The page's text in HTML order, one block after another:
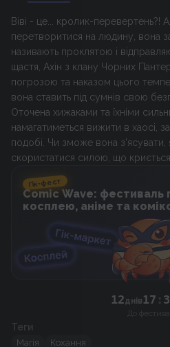
Віві - це... кролик-перевертень?!
перетворитися на людину, вона
називають проклятою і
щастя, Ахін з клану Чорних
погрозою та наказом цього
вона ставить під сумнів свою
Оточена хижаками та їхніми
намагатиметься вижити в хаосі,
подобі. Чи зможе вона з'ясувати,
скористатися силою, що
Гік-фест
Comic Wave: фестиваль
косплею, аніме та
12днів 17 :
До
Теги
Магія Кохання